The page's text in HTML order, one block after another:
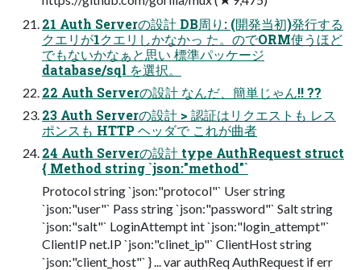
21 Auth Serverの設計 DB周り: (開発当初)発行する
クエリが1クエリしかなかっ た。のでORM使うほど
でもないかなぁと思い 標準パッケージ
database/sql を選択。
22 Auth Serverの設計 なんだ、簡単じゃん!! ??
23 Auth Serverの設計 > 認証はリクエストも レス
ポンスも HTTP ヘッダで これが曲者
24 Auth Serverの設計 type AuthRequest struct
{ Method string `json:"method"`
Protocol string `json:"protocol"` User string
`json:"user"` Pass string `json:"password"` Salt string
`json:"salt"` LoginAttempt int `json:"login_attempt"`
ClientIP net.IP `json:"clinet_ip"` ClientHost string
`json:"client_host"` } ... var authReq AuthRequest if err